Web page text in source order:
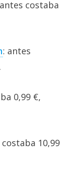
costaba
: antes
0,99 €,
10,99